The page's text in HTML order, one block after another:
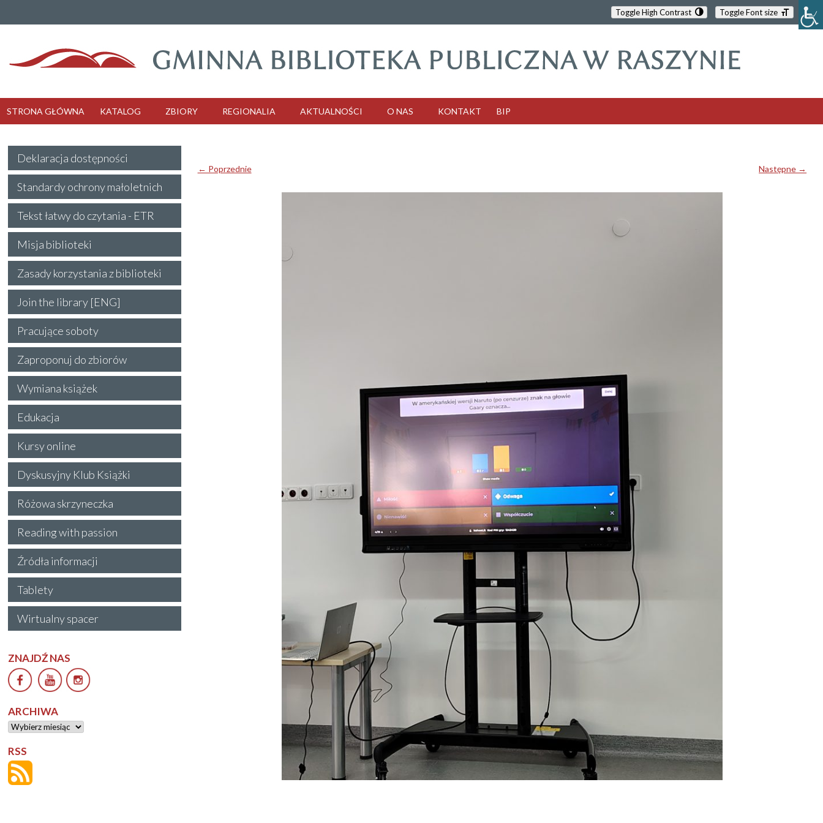
Toggle High Contrast Toggle Font size
STRONA GŁÓWNA KATALOG ZBIORY REGIONALIA AKTUALNOŚCI O NAS KONTAKT BIP
← Poprzednie Następne →
Deklaracja dostępności
Standardy ochrony małoletnich
Tekst łatwy do czytania - ETR
Misja biblioteki
Zasady korzystania z biblioteki
Join the library [ENG]
Pracujące soboty
Zaproponuj do zbiorów
Wymiana książek
Edukacja
Kursy online
Dyskusyjny Klub Książki
Różowa skrzyneczka
Reading with passion
Źródła informacji
Tablety
Wirtualny spacer
ZNAJDŹ NAS
ARCHIWA
Archiwa
RSS